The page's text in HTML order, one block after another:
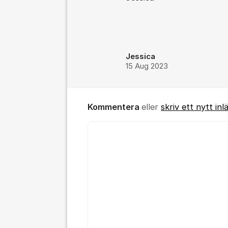
Jessica
15 Aug 2023
Kommentera eller skriv ett nytt